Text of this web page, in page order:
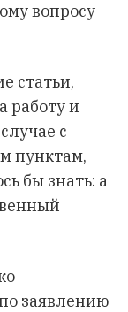
вопросу
статьи,
работу и
с
пунктам,
бы знать: а
заявлению